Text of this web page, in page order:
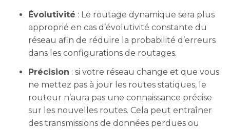
Évolutivité : Le routage dynamique sera plus
approprié en cas d’évolutivité constante du
réseau afin de réduire la probabilité d’erreurs
dans les configurations de routages.
Précision : si votre réseau change et que vous
ne mettez pas à jour les routes statiques, le
routeur n’aura pas une connaissance précise
sur les nouvelles routes. Cela peut entraîner
des transmissions de données perdues ou